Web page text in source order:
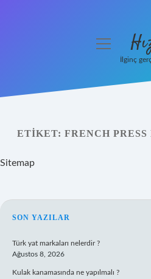
Yasal Uyarı
Hakkımızda
menüyü
İlginç
ETIKET: FRENCH
Sitemap
SIDEBAR
SON YAZILAR
Türk yat markaları nelerdir ?
Ağustos 8, 2026
Kulak kanamasında ne yapılmalı ?